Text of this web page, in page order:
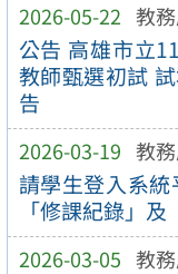
2026-05-22 教
公告 高雄市立
教師甄選初試
告
2026-03-19 教
請學生登入系
「修課紀錄」及
2026-03-05 教